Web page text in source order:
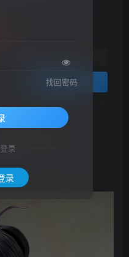
免费
登录购买
收集整理发布
手办合集
找回密码
录
录